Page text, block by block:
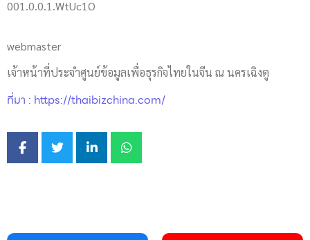
001.0.0.1.WtUc1O
webmaster
เจ้าหน้าที่ประจำศูนย์ข้อมูลเพื่อธุรกิจไทยในจีน ณ นครเฉิงตู
ที่มา : https://thaibizchina.com/